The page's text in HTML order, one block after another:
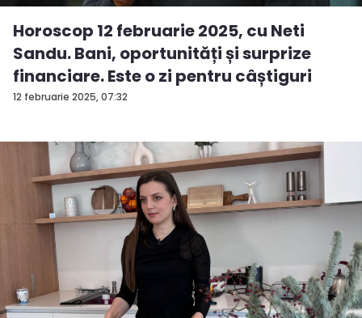
12 februarie 2025, 07:32
Horoscop 12 februarie 2025, cu Neti
Sandu. Bani, oportunități și surprize
financiare. Este o zi pentru câștiguri